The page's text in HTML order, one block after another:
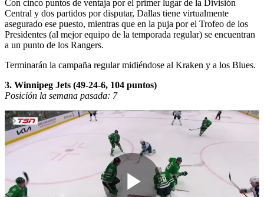
Con cinco puntos de ventaja por el primer lugar de la División
Central y dos partidos por disputar, Dallas tiene virtualmente
asegurado ese puesto, mientras que en la puja por el Trofeo de los
Presidentes (al mejor equipo de la temporada regular) se encuentran
a un punto de los Rangers.
Terminarán la campaña regular midiéndose al Kraken y a los Blues.
3. Winnipeg Jets (49-24-6, 104 puntos)
Posición la semana pasada: 7